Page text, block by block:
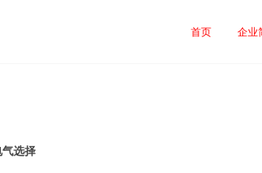
首页 企业
选择